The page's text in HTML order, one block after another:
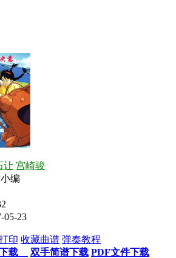
让 宫崎骏
编
05-23
印 收藏曲谱 弹奏教程
载 双手简谱下载 PDF文件下载